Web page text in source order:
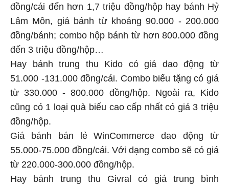
đồng/cái đến hơn 1,7 triệu đồng/hộp hay bánh Hỷ
Lâm Môn, giá bánh từ khoảng 90.000 - 200.000
đồng/bánh; combo hộp bánh từ hơn 800.000 đồng
đến 3 triệu đồng/hộp…
Hay bánh trung thu Kido có giá dao động từ
51.000 -131.000 đồng/cái. Combo biếu tặng có giá
từ 330.000 - 800.000 đồng/hộp. Ngoài ra, Kido
cũng có 1 loại quà biếu cao cấp nhất có giá 3 triệu
đồng/hộp.
Giá bánh bán lẻ WinCommerce dao động từ
55.000-75.000 đồng/cái. Với dạng combo sẽ có giá
từ 220.000-300.000 đồng/hộp.
Hay bánh trung thu Givral có giá trung bình